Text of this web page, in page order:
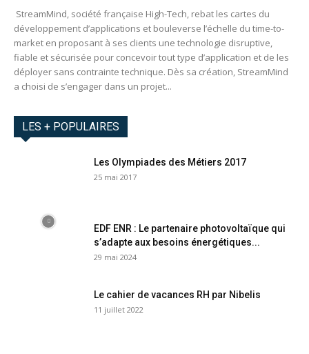
StreamMind, société française High-Tech, rebat les cartes du
développement d’applications et bouleverse l’échelle du time-to-
market en proposant à ses clients une technologie disruptive,
fiable et sécurisée pour concevoir tout type d’application et de les
déployer sans contrainte technique. Dès sa création, StreamMind
a choisi de s’engager dans un projet...
LES + POPULAIRES
Les Olympiades des Métiers 2017
25 mai 2017
EDF ENR : Le partenaire photovoltaïque qui
s’adapte aux besoins énergétiques...
29 mai 2024
Le cahier de vacances RH par Nibelis
11 juillet 2022